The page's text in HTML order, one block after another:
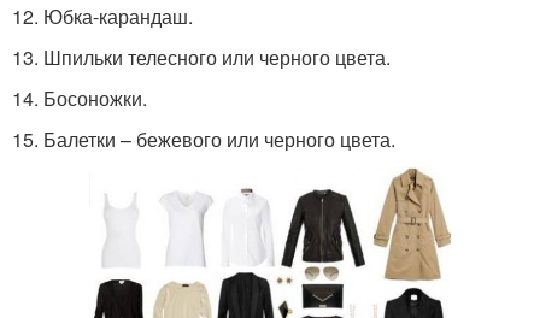
12. Юбка-карандаш.
13. Шпильки телесного или черного цвета.
14. Босоножки.
15. Балетки – бежевого или черного цвета.